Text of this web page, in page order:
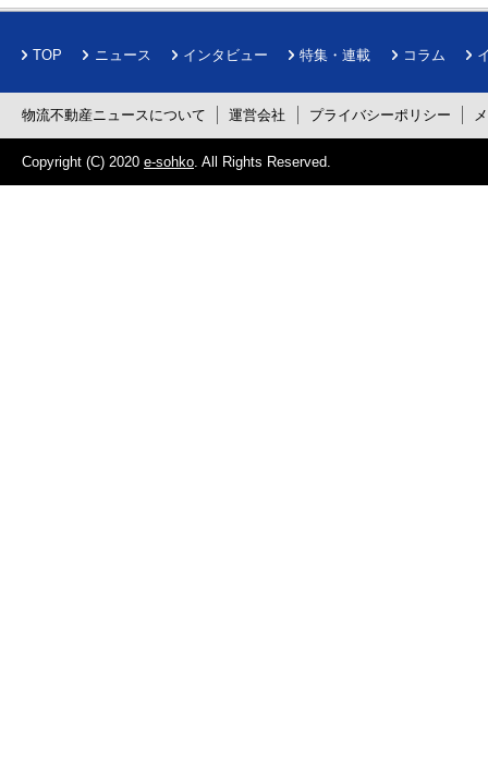
TOP ニュース インタビュー 特集・連載 コラム
物流不動産ニュースについて 運営会社 プライバシーポリシー
Copyright (C) 2020 e-sohko. All Rights Reserved.